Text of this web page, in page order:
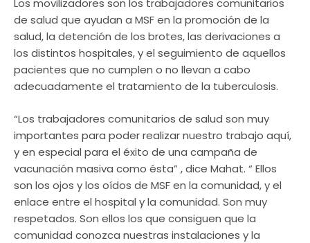
Los movilizadores son los trabajadores comunitarios
de salud que ayudan a MSF en la promoción de la
salud, la detención de los brotes, las derivaciones a
los distintos hospitales, y el seguimiento de aquellos
pacientes que no cumplen o no llevan a cabo
adecuadamente el tratamiento de la tuberculosis.
“Los trabajadores comunitarios de salud son muy
importantes para poder realizar nuestro trabajo aquí,
y en especial para el éxito de una campaña de
vacunación masiva como ésta” , dice Mahat. “ Ellos
son los ojos y los oídos de MSF en la comunidad, y el
enlace entre el hospital y la comunidad. Son muy
respetados. Son ellos los que consiguen que la
comunidad conozca nuestras instalaciones y la